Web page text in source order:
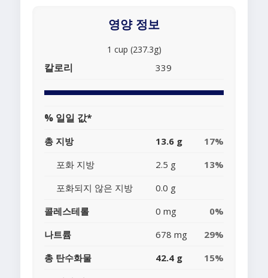
영양 정보
1 cup (237.3g)
칼로리 339
% 일일 값*
총 지방 13.6 g
17%
포화 지방
2.5 g
13%
포화되지 않은 지방
0.0 g
콜레스테롤
0 mg
0%
나트륨
678 mg
29%
총 탄수화물
42.4 g
15%